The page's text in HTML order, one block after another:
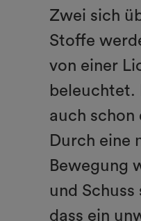
Zwei sich
Stoffe
von einer
beleuchtet.
auch schon
Durch eine
Bewegung
und
dass ein